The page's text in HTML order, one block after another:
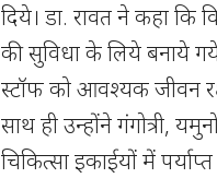
दिये। डा. रावत ने कहा कि
की सुविधा के लिये बनाये
स्टॉफ को आवश्यक जीवन
साथ ही उन्होंने गंगोत्री,
चिकित्सा इकाईयों में